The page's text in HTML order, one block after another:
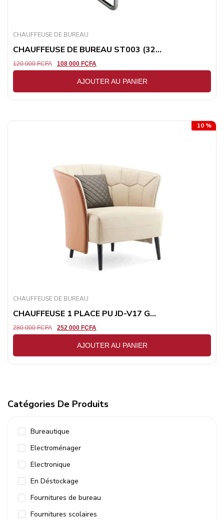
Catégories De Produits
Bureautique
Electroménager
Electronique
En Déstockage
Fournitures de bureau
Fournitures scolaires
CHAUFFEUSE DE BUREAU
CHAUFFEUSE DE BUREAU ST003 (32...
120 000FCFA 108 000 FCFA
AJOUTER AU PANIER
10 %
CHAUFFEUSE DE BUREAU
CHAUFFEUSE 1 PLACE PU JD-V17 G...
280 000FCFA 252 000 FCFA
AJOUTER AU PANIER